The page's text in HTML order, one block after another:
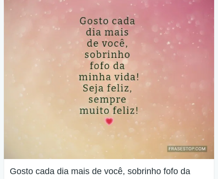
Gosto cada dia mais de você, sobrinho fofo da